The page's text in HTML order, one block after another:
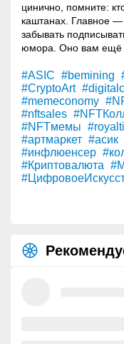
цинично, помните:
каштанах. Главное —
забывать
юмора. Оно вам ещё
#ASIC #bemining
#CryptoArt
#memeconomy
#nftsales
#NFTмемы
#артмаркет #асик
#инфлюенсер
#Криптовалюта